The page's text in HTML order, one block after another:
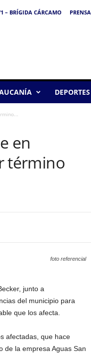
– BRÍGIDA CÁRCAMO
DEPORTES
en
término
foto referencial
junto a
del municipio para
que los afecta.
afectadas, que hace
de la empresa Aguas San